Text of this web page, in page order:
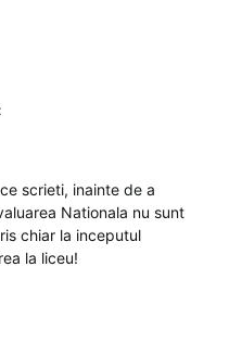
scrieti, inainte de a
Nationala nu sunt
chiar la inceputul
la liceu!